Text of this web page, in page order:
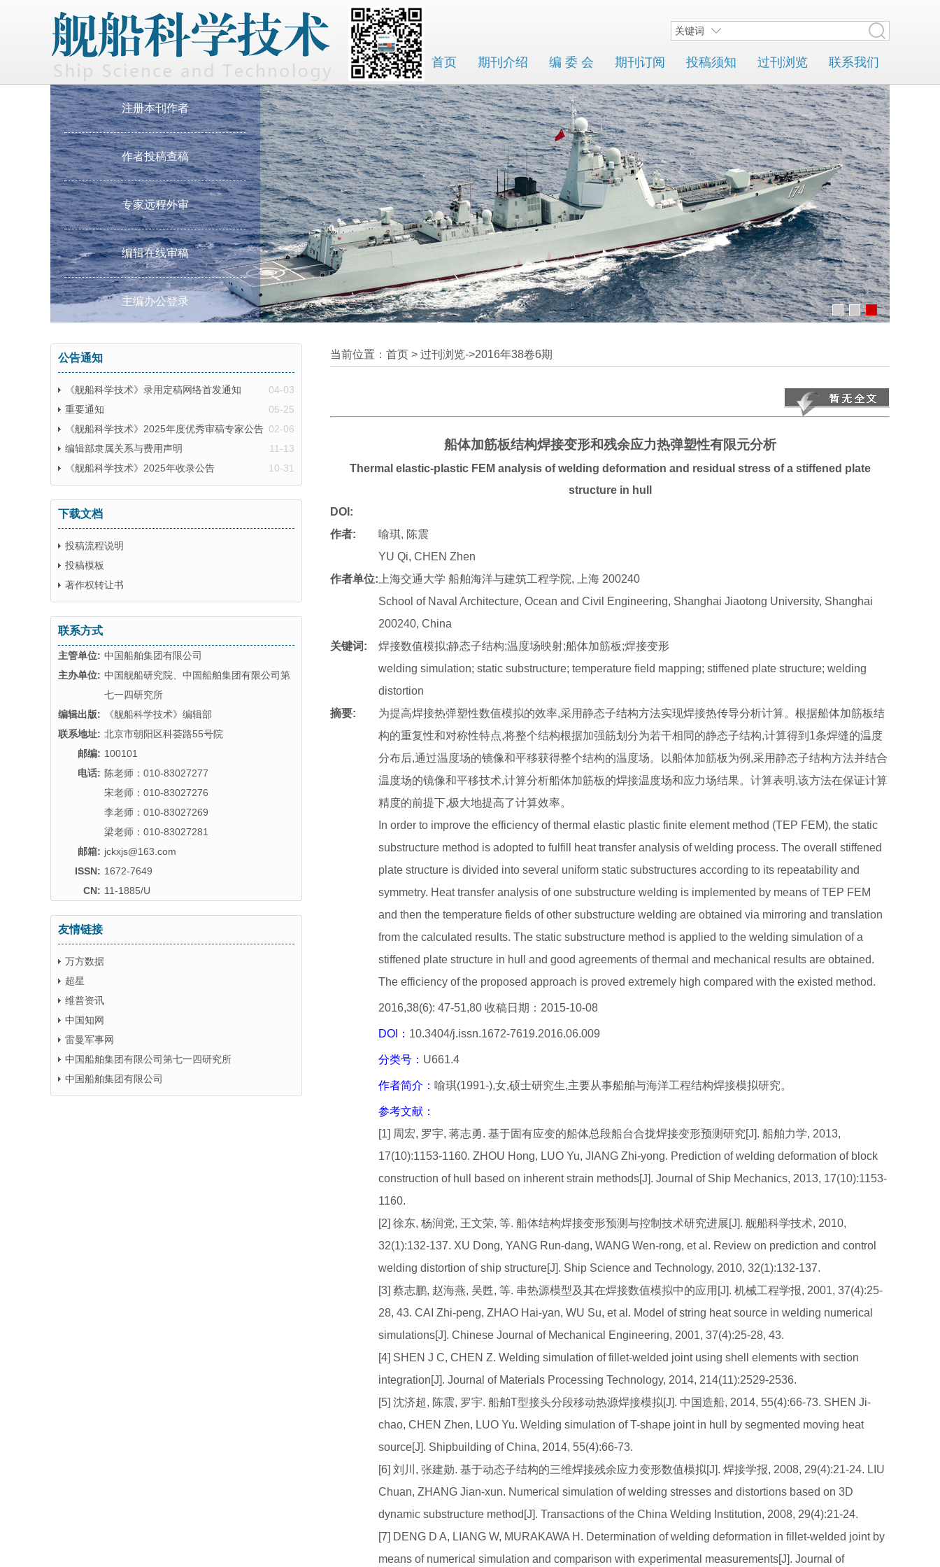
首页 期刊介绍 编 委 会 期刊订阅 投稿须知 过刊浏览 联系我们
关键词
注册本刊作者
作者投稿查稿
专家远程外审
编辑在线审稿
主编办公登录
公告通知
04-03
《舰船科学技术》录用定稿网络首发通知
05-25
重要通知
02-06
《舰船科学技术》2025年度优秀审稿专家公告
11-13
编辑部隶属关系与费用声明
10-31
《舰船科学技术》2025年收录公告
下载文档
投稿流程说明
投稿模板
著作权转让书
联系方式
主管单位: 中国船舶集团有限公司
主办单位: 中国舰船研究院、中国船舶集团有限公司第
七一四研究所
编辑出版:
《舰船科学技术》编辑部
联系地址: 北京市朝阳区科荟路55号院
邮编: 100101
电话: 陈老师：010-83027277
宋老师：010-83027276
李老师：010-83027269
梁老师：010-83027281
邮箱: jckxjs@163.com
ISSN: 1672-7649
CN: 11-1885/U
友情链接
万方数据
超星
维普资讯
中国知网
雷曼军事网
中国船舶集团有限公司第七一四研究所
中国船舶集团有限公司
当前位置：首页 > 过刊浏览->2016年38卷6期
船体加筋板结构焊接变形和残余应力热弹塑性有限元分析
Thermal elastic-plastic FEM analysis of welding deformation and residual stress of a stiffened plate
structure in hull
DOI:
作者:
喻琪, 陈震
YU Qi, CHEN Zhen
作者单位: 上海交通大学 船舶海洋与建筑工程学院, 上海 200240
School of Naval Architecture, Ocean and Civil Engineering, Shanghai Jiaotong University, Shanghai
200240, China
关键词:
焊接数值模拟;静态子结构;温度场映射;船体加筋板;焊接变形
welding simulation; static substructure; temperature field mapping; stiffened plate structure; welding
distortion
摘要:
为提高焊接热弹塑性数值模拟的效率,采用静态子结构方法实现焊接热传导分析计算。根据船体加筋板结
构的重复性和对称性特点,将整个结构根据加强筋划分为若干相同的静态子结构,计算得到1条焊缝的温度
分布后,通过温度场的镜像和平移获得整个结构的温度场。以船体加筋板为例,采用静态子结构方法并结合
温度场的镜像和平移技术,计算分析船体加筋板的焊接温度场和应力场结果。计算表明,该方法在保证计算
精度的前提下,极大地提高了计算效率。
In order to improve the efficiency of thermal elastic plastic finite element method (TEP FEM), the static
substructure method is adopted to fulfill heat transfer analysis of welding process. The overall stiffened
plate structure is divided into several uniform static substructures according to its repeatability and
symmetry. Heat transfer analysis of one substructure welding is implemented by means of TEP FEM
and then the temperature fields of other substructure welding are obtained via mirroring and translation
from the calculated results. The static substructure method is applied to the welding simulation of a
stiffened plate structure in hull and good agreements of thermal and mechanical results are obtained.
The efficiency of the proposed approach is proved extremely high compared with the existed method.
2016,38(6): 47-51,80 收稿日期：2015-10-08
DOI： 10.3404/j.issn.1672-7619.2016.06.009
分类号： U661.4
作者简介： 喻琪(1991-),女,硕士研究生,主要从事船舶与海洋工程结构焊接模拟研究。
参考文献：
[1] 周宏, 罗宇, 蒋志勇. 基于固有应变的船体总段船台合拢焊接变形预测研究[J]. 船舶力学, 2013,
17(10):1153-1160. ZHOU Hong, LUO Yu, JIANG Zhi-yong. Prediction of welding deformation of block
construction of hull based on inherent strain methods[J]. Journal of Ship Mechanics, 2013, 17(10):1153-
1160.
[2] 徐东, 杨润党, 王文荣, 等. 船体结构焊接变形预测与控制技术研究进展[J]. 舰船科学技术, 2010,
32(1):132-137. XU Dong, YANG Run-dang, WANG Wen-rong, et al. Review on prediction and control
welding distortion of ship structure[J]. Ship Science and Technology, 2010, 32(1):132-137.
[3] 蔡志鹏, 赵海燕, 吴甦, 等. 串热源模型及其在焊接数值模拟中的应用[J]. 机械工程学报, 2001, 37(4):25-
28, 43. CAI Zhi-peng, ZHAO Hai-yan, WU Su, et al. Model of string heat source in welding numerical
simulations[J]. Chinese Journal of Mechanical Engineering, 2001, 37(4):25-28, 43.
[4] SHEN J C, CHEN Z. Welding simulation of fillet-welded joint using shell elements with section
integration[J]. Journal of Materials Processing Technology, 2014, 214(11):2529-2536.
[5] 沈济超, 陈震, 罗宇. 船舶T型接头分段移动热源焊接模拟[J]. 中国造船, 2014, 55(4):66-73. SHEN Ji-
chao, CHEN Zhen, LUO Yu. Welding simulation of T-shape joint in hull by segmented moving heat
source[J]. Shipbuilding of China, 2014, 55(4):66-73.
[6] 刘川, 张建勋. 基于动态子结构的三维焊接残余应力变形数值模拟[J]. 焊接学报, 2008, 29(4):21-24. LIU
Chuan, ZHANG Jian-xun. Numerical simulation of welding stresses and distortions based on 3D
dynamic substructure method[J]. Transactions of the China Welding Institution, 2008, 29(4):21-24.
[7] DENG D A, LIANG W, MURAKAWA H. Determination of welding deformation in fillet-welded joint by
means of numerical simulation and comparison with experimental measurements[J]. Journal of